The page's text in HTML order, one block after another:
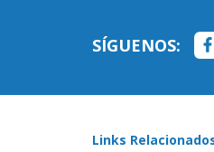
SÍGUENOS:
Links